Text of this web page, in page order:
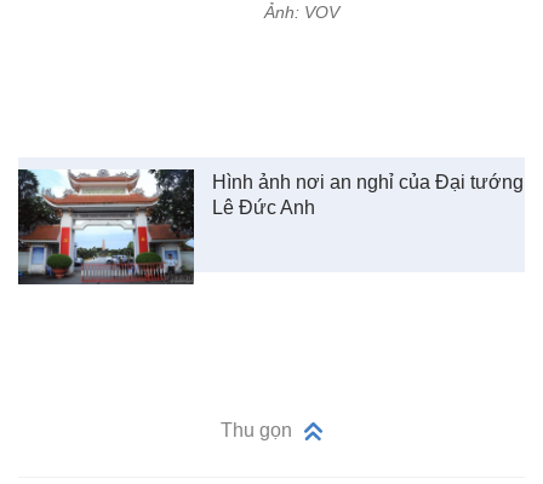
Ảnh: VOV
Hình ảnh nơi an nghỉ của Đại tướng
Lê Đức Anh
Thu gọn